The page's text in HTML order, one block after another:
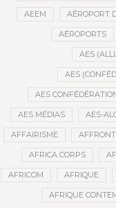
AEEM AÉROPORT
AÉROPORTS
AES
AES
AES
AES MÉDIAS AES-
AFFAIRISME
AFRICA CORPS
AFRICOM AFRIQUE
AFRIQUE